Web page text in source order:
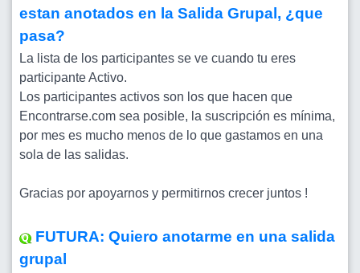
estan anotados en la Salida Grupal, ¿que
pasa?
La lista de los participantes se ve cuando tu eres
participante Activo.
Los participantes activos son los que hacen que
Encontrarse.com sea posible, la suscripción es mínima,
por mes es mucho menos de lo que gastamos en una
sola de las salidas.
Gracias por apoyarnos y permitirnos crecer juntos !
FUTURA: Quiero anotarme en una salida
grupal